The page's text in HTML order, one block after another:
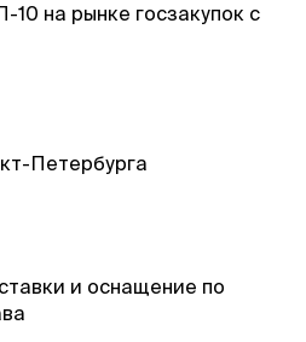
10 на рынке госзакупок с
Петербурга
и оснащение по